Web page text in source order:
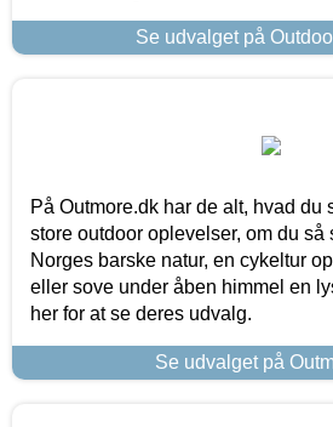
Se udvalget på
På Outmore.dk har de alt, hvad du
store outdoor oplevelser, om du så
Norges barske natur, en cykeltur
eller sove under åben himmel en
her for at se deres udvalg.
Se udvalget på